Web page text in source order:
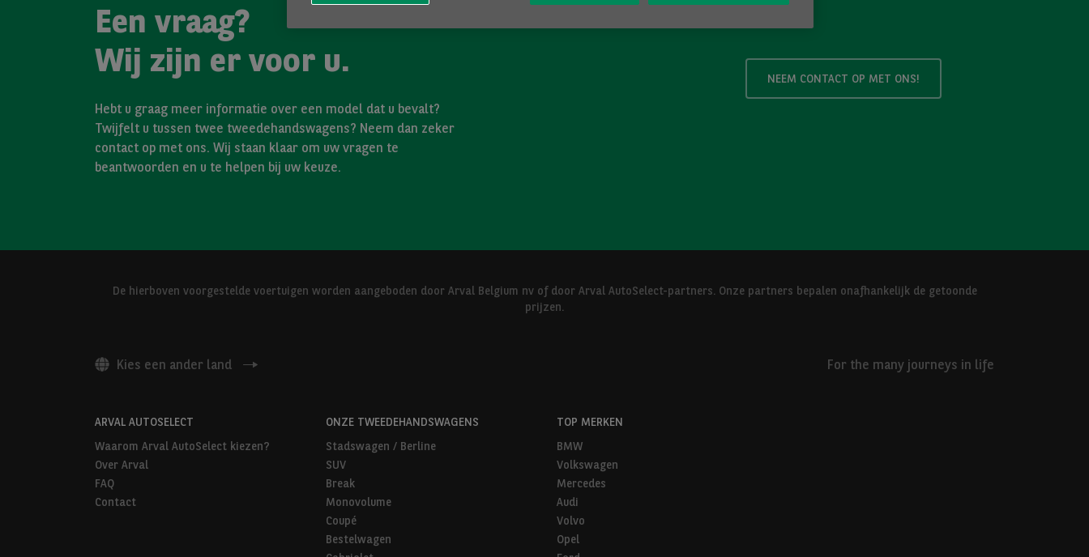
Een vraag?
Wij zijn er voor u.
Hebt u graag meer informatie over een model dat u bevalt?
Twijfelt u tussen twee tweedehandswagens? Neem dan zeker
contact op met ons. Wij staan klaar om uw vragen te
beantwoorden en u te helpen bij uw keuze.
NEEM CONTACT OP MET ONS!
De hierboven voorgestelde voertuigen worden aangeboden door Arval Belgium nv of door Arval AutoSelect-partners. Onze partners bepalen onafhankelijk de getoonde
prijzen.
Kies een ander land For the many journeys in life
ARVAL AUTOSELECT
Waarom Arval AutoSelect kiezen?
Over Arval
FAQ
Contact
ONZE TWEEDEHANDSWAGENS
Stadswagen / Berline
SUV
Break
Monovolume
Coupé
Bestelwagen
TOP MERKEN
BMW
Volkswagen
Mercedes
Audi
Volvo
Opel